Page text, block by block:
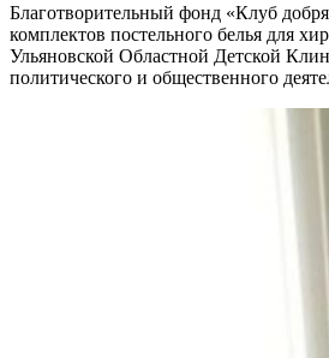
Благотворительный фонд «Клуб
комплектов постельного белья для
Ульяновской Областной Детской
политического и общественного